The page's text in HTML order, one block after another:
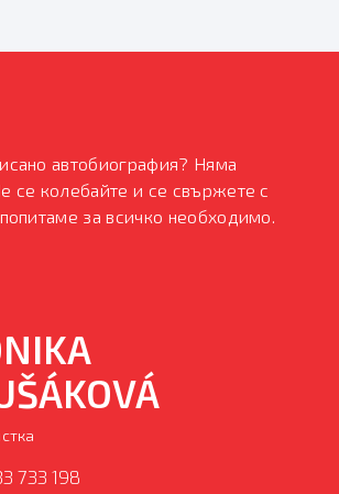
автобиография? Няма
се колебайте и се свържете с
за всичко необходимо.
733 198